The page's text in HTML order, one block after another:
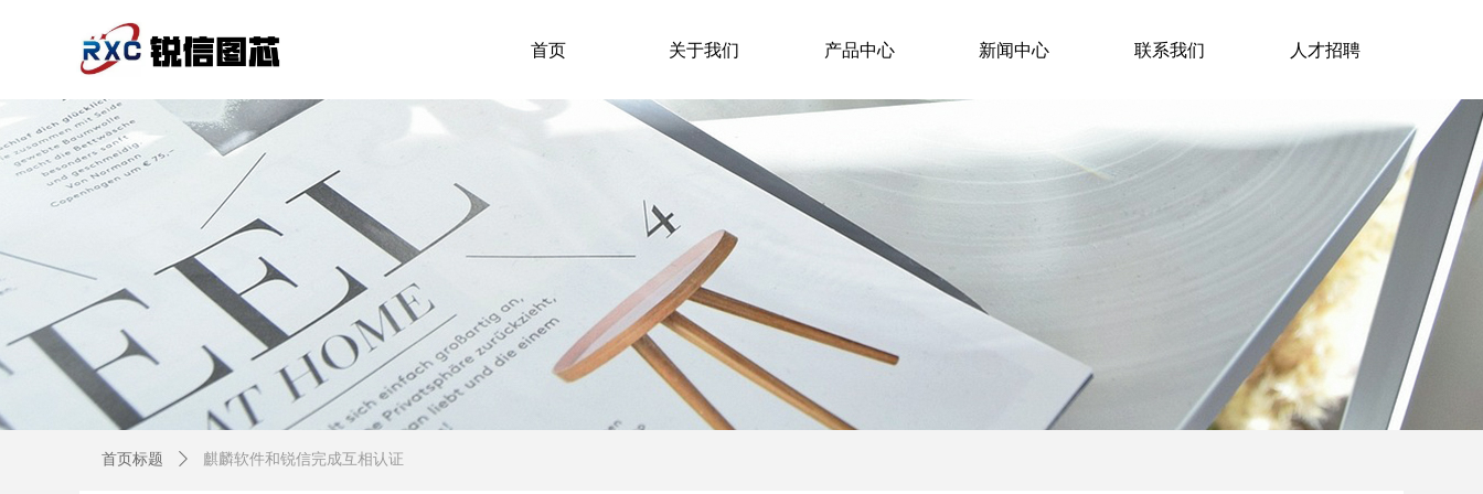
首页 关于我们 产品中心 新闻中心 联系我们 人才招聘
首页标题 ꄲ 麒麟软件和锐信完成互相认证